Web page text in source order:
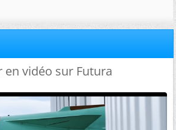
en vidéo sur Futura